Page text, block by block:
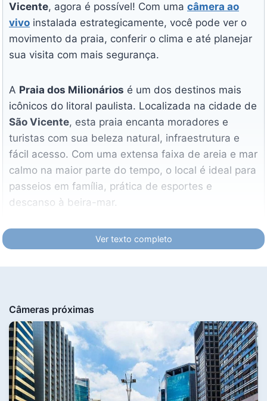
Vicente, agora é possível! Com uma câmera ao
vivo instalada estrategicamente, você pode ver o
movimento da praia, conferir o clima e até planejar
sua visita com mais segurança.
A Praia dos Milionários é um dos destinos mais
icônicos do litoral paulista. Localizada na cidade de
São Vicente, esta praia encanta moradores e
turistas com sua beleza natural, infraestrutura e
fácil acesso. Com uma extensa faixa de areia e mar
calmo na maior parte do tempo, o local é ideal para
passeios em família, prática de esportes e
descanso à beira-mar.
Por que a Praia dos Milionários é
tão famosa?
Milionários” vem do passado, quando a área
era frequentada por pessoas de alta classe
social. Hoje, é um ponto turístico acessível e
democrático.
Orla bem estruturada: A praia conta com
quiosques, calçadão para caminhadas e
Ver texto completo
Câmeras próximas